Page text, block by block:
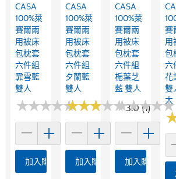
CASA
100%萊
賽爾兩
用被床
包枕套
六件組
霏雪藍
雙人
★★★★★
★★★★★
加入購物車
CASA
100%萊
賽爾兩
用被床
包枕套
六件組
夕蘭藍
雙人
★★★★★
★★★★★3.0 (1)
加入購物車
CASA
100%萊
賽爾兩
用被床
包枕套
六件組
梔葉芝
藍 雙人
★★★★★
★★★★★
加入購物車
賽
用
包
六
花
雙
大